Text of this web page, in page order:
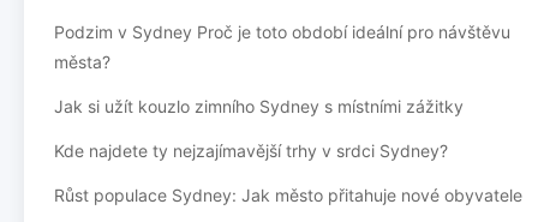
Podzim v Sydney Proč je toto období ideální pro návštěvu
města?
Jak si užít kouzlo zimního Sydney s místními zážitky
Kde najdete ty nejzajímavější trhy v srdci Sydney?
Růst populace Sydney: Jak město přitahuje nové obyvatele